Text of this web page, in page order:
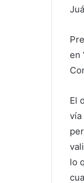
en
El
vía
lo